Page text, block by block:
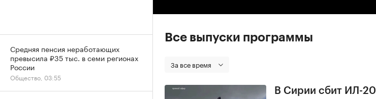
Все выпуски программы
За все время
В Сирии сбит ИЛ-20
Средняя пенсия неработающих
превысила ₽35 тыс. в семи регионах
России
Общество, 03:55